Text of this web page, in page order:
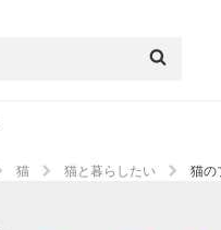
猫 猫と暮らしたい 猫の